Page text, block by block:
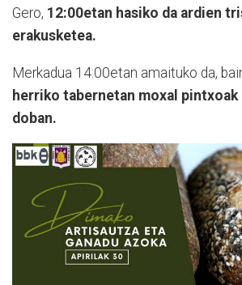
Gero, 12:00etan hasiko da ardien
erakusketea.
Merkadua 14:00etan amaituko da,
herriko tabernetan moxal pintxoak
doban.